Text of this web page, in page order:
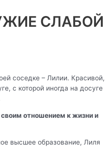
СЛАБОЙ
соседке – Лилии. Красивой,
с которой иногда на досуге
своим отношением к жизни и
высшее образование, Лиля